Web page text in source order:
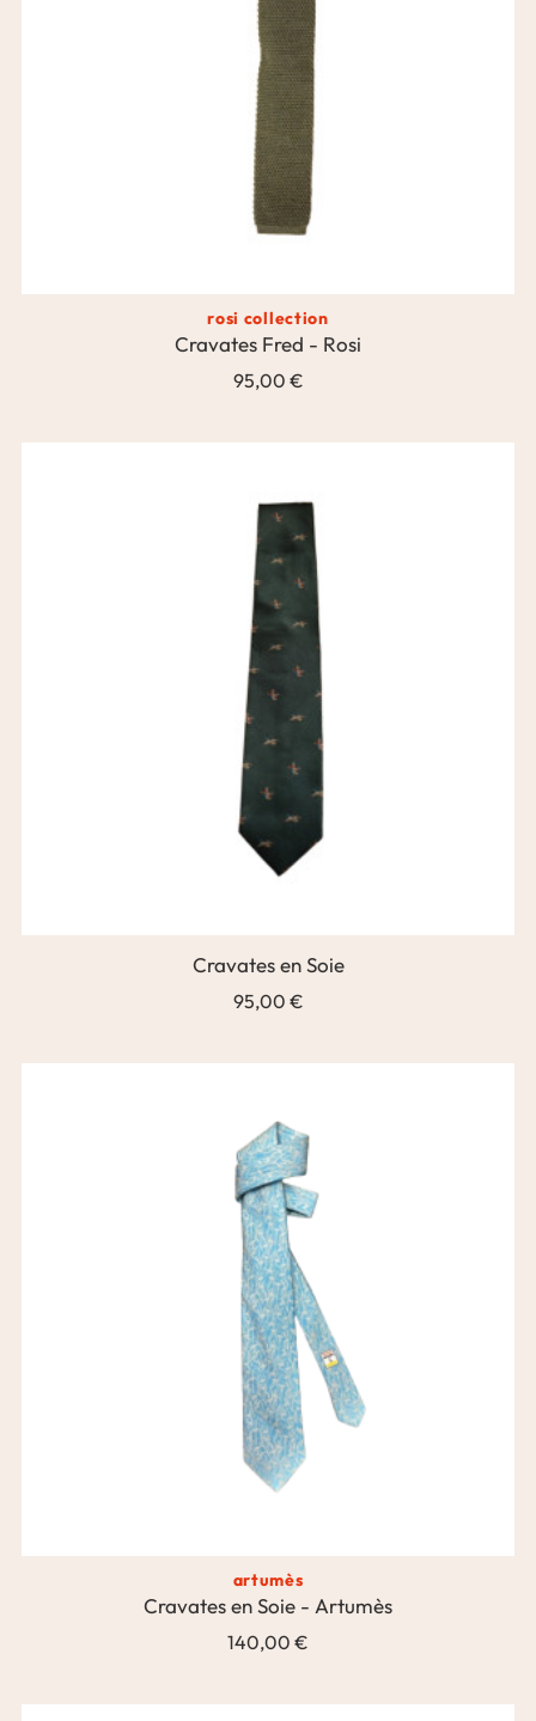
rosi collection
Cravates Fred - Rosi
95,00 €
Cravates en Soie
95,00 €
artumès
Cravates en Soie - Artumès
140,00 €